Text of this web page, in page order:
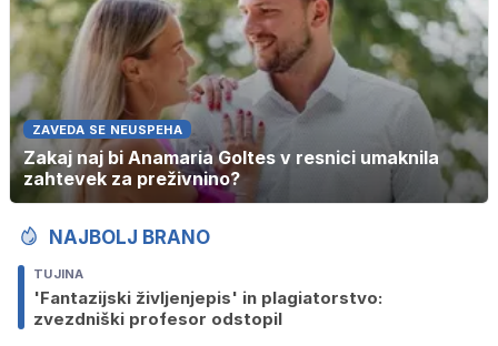
ZAVEDA SE NEUSPEHA
Zakaj naj bi Anamaria Goltes v resnici umaknila
zahtevek za preživnino?
NAJBOLJ BRANO
TUJINA
'Fantazijski življenjepis' in plagiatorstvo:
zvezdniški profesor odstopil